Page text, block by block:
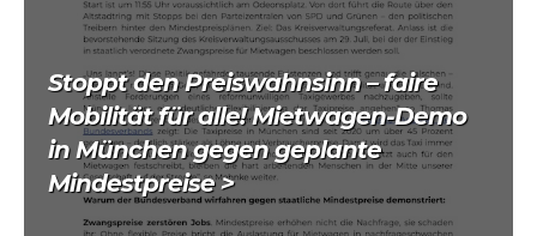
Stoppt den Preiswahnsinn – faire
Mobilität für alle! Mietwagen-Demo
in München gegen geplante
Mindestpreise >